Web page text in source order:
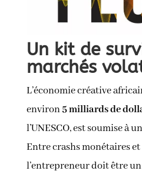
Un kit de
marchés
L’économie créative
environ5 milliards de
l’UNESCO, est soumise à
Entre crashs monétaires
l’entrepreneur doit être